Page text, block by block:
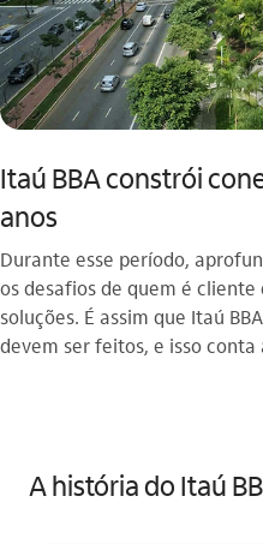
Itaú BBA constrói
anos
Durante esse período,
os desafios de quem é
soluções. É assim que Itaú
devem ser feitos, e isso conta
A história do Itaú